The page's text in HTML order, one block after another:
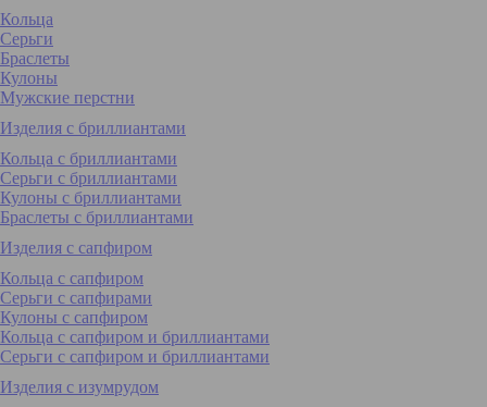
Кольца
Серьги
Браслеты
Кулоны
Мужские перстни
Изделия с бриллиантами
Кольца с бриллиантами
Серьги с бриллиантами
Кулоны с бриллиантами
Браслеты с бриллиантами
Изделия с сапфиром
Кольца с сапфиром
Серьги с сапфирами
Кулоны с сапфиром
Кольца с сапфиром и бриллиантами
Серьги с сапфиром и бриллиантами
Изделия с изумрудом